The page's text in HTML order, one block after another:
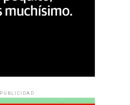
PUBLICIDAD